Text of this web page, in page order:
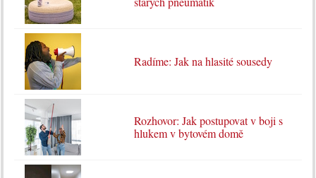
Radíme: Jak na hlasité sousedy
Rozhovor: Jak postupovat v boji s
hlukem v bytovém domě